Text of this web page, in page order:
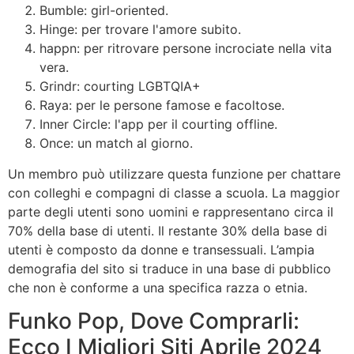
Bumble: girl-oriented.
Hinge: per trovare l'amore subito.
happn: per ritrovare persone incrociate nella vita
vera.
Grindr: courting LGBTQIA+
Raya: per le persone famose e facoltose.
Inner Circle: l'app per il courting offline.
Once: un match al giorno.
Un membro può utilizzare questa funzione per chattare
con colleghi e compagni di classe a scuola. La maggior
parte degli utenti sono uomini e rappresentano circa il
70% della base di utenti. Il restante 30% della base di
utenti è composto da donne e transessuali. L’ampia
demografia del sito si traduce in una base di pubblico
che non è conforme a una specifica razza o etnia.
Funko Pop, Dove Comprarli:
Ecco I Migliori Siti Aprile 2024